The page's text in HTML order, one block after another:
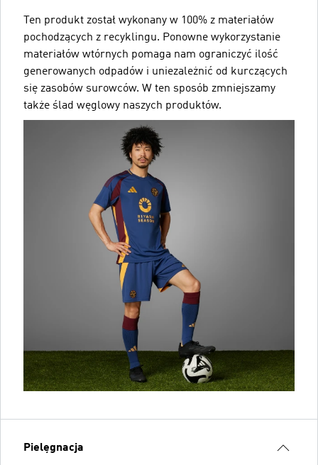
Ten produkt został wykonany w 100% z materiałów
pochodzących z recyklingu. Ponowne wykorzystanie
materiałów wtórnych pomaga nam ograniczyć ilość
generowanych odpadów i uniezależnić od kurczących
się zasobów surowców. W ten sposób zmniejszamy
także ślad węglowy naszych produktów.
Pielęgnacja